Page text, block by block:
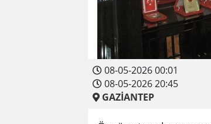
08-05-2026 00:01
08-05-2026 20:45
GAZİANTEP